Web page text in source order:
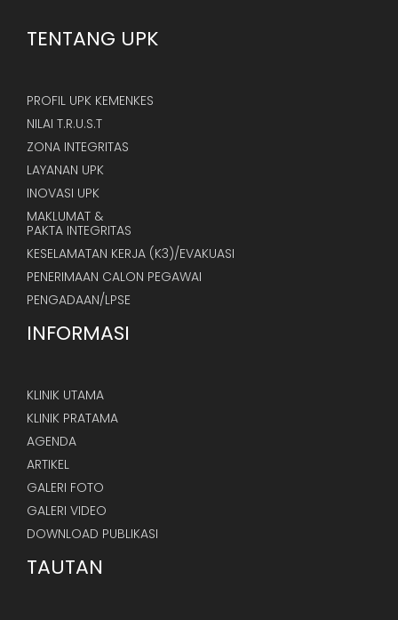
TENTANG UPK
PROFIL UPK KEMENKES
NILAI T.R.U.S.T
ZONA INTEGRITAS
LAYANAN UPK
INOVASI UPK
MAKLUMAT &
PAKTA INTEGRITAS
KESELAMATAN KERJA (K3)/EVAKUASI
PENERIMAAN CALON PEGAWAI
PENGADAAN/LPSE
INFORMASI
KLINIK UTAMA
KLINIK PRATAMA
AGENDA
ARTIKEL
GALERI FOTO
GALERI VIDEO
DOWNLOAD PUBLIKASI
TAUTAN